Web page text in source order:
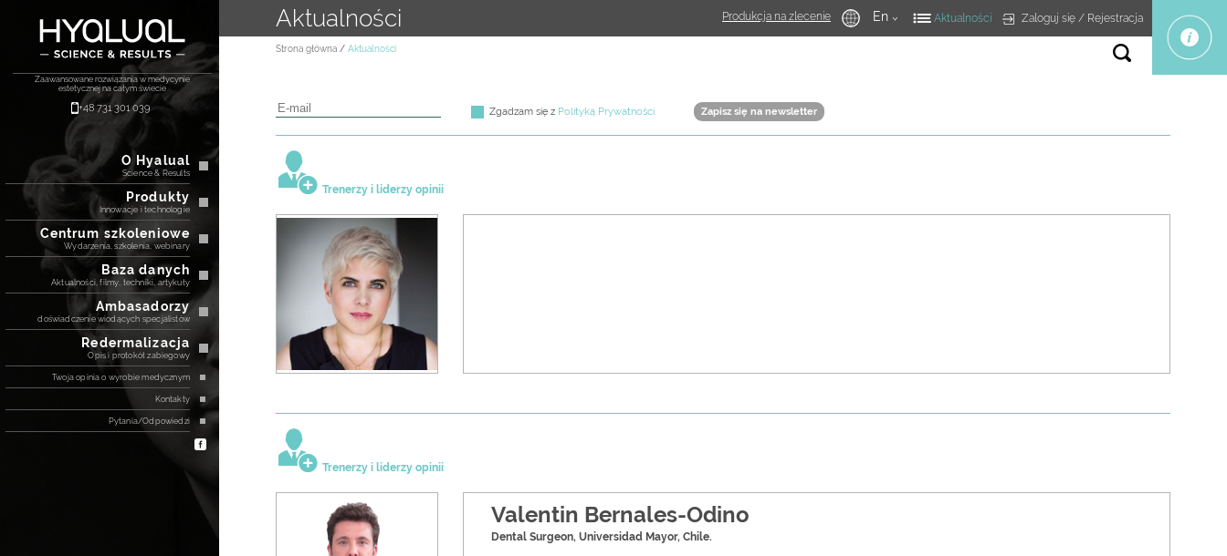
Zaawansowane rozwiązania w medycynie
estetycznej na całym świecie
+48 731 301 039
O Hyalual
Science & Results
Produkty
Innowacje i technologie
Centrum szkoleniowe
Wydarzenia, szkolenia, webinary
Baza danych
Aktualności, filmy, techniki, artykuły
Ambasadorzy
doświadczenie wiodących specjalistów
Redermalizacja
Opis i protokół zabiegowy
Twoja opinia o wyrobie medycznym
Kontakty
Pytania/Odpowiedzi
Aktualności Produkcja na zlecenie Aktualności Zaloguj się Rejestracja
En
Strona główna Aktualności
Zgadzam się z Polityką Prywatności
Trenerzy i liderzy opinii
Trenerzy i liderzy opinii
Valentin Bernales-Odino
Dental Surgeon, Universidad Mayor, Chile.